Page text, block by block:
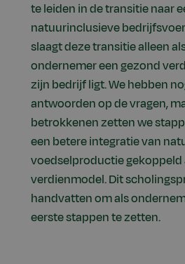
te leiden in de transitie naar
natuurinclusieve
slaagt deze transitie alleen
ondernemer een gezond
zijn bedrijf ligt. We hebben
antwoorden op de vragen,
betrokkenen zetten we
een betere integratie van
voedselproductie gekoppeld
verdienmodel. Dit
handvatten om als
eerste stappen te zetten.